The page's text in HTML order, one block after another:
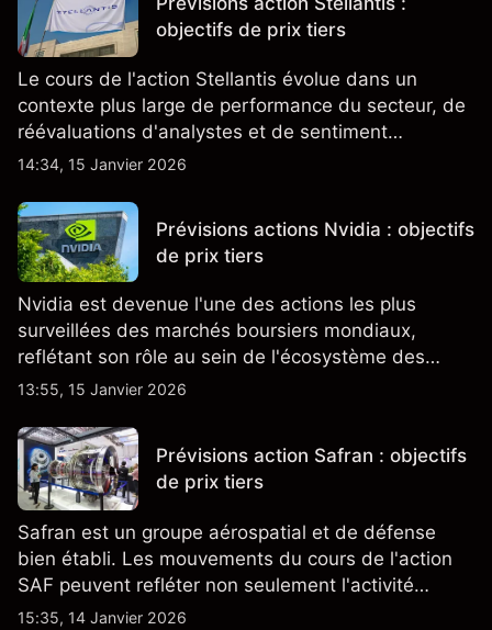
objectifs de prix tiers
Le cours de l'action Stellantis évolue dans un
contexte plus large de performance du secteur, de
réévaluations d'analystes et de sentiment
changeant, qui ensemble aident à comprendre
14:34, 15 Janvier 2026
Prévisions actions Nvidia : objectifs
de prix tiers
Nvidia est devenue l'une des actions les plus
surveillées des marchés boursiers mondiaux,
reflétant son rôle au sein de l'écosystème des
semi-conducteurs et de l'IA.
13:55, 15 Janvier 2026
Prévisions action Safran : objectifs
de prix tiers
Safran est un groupe aérospatial et de défense
bien établi. Les mouvements du cours de l'action
SAF peuvent refléter non seulement l'activité
quotidienne du marché, mais aussi la position de
15:35, 14 Janvier 2026